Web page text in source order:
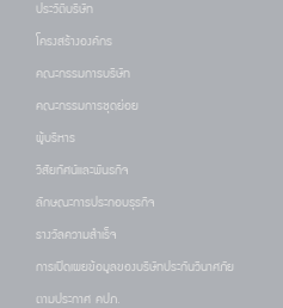
ประวัติบริษัท
โครงสร้างองค์กร
คณะกรรมการบริษัท
คณะกรรมการชุดย่อย
ผู้บริหาร
วิสัยทัศน์และพันธกิจ
ลักษณะการประกอบธุรกิจ
รางวัลความสำเร็จ
การเปิดเผยข้อมูลของบริษัทประกันวินาศภัย
ตามประกาศ คปภ.